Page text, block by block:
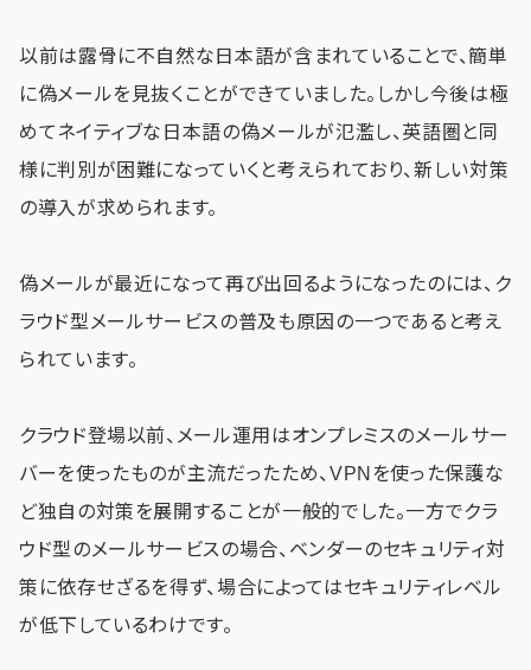
以前は露骨に不自然な日本語が含まれていることで、簡単
に偽メールを見抜くことができていました。しかし今後は極
めてネイティブな日本語の偽メールが氾濫し、英語圏と同
様に判別が困難になっていくと考えられており、新しい対策
の導入が求められます。
偽メールが最近になって再び出回るようになったのには、ク
ラウド型メールサービスの普及も原因の一つであると考え
られています。
クラウド登場以前、メール運用はオンプレミスのメールサー
バーを使ったものが主流だったため、VPNを使った保護な
ど独自の対策を展開することが一般的でした。一方でクラ
ウド型のメールサービスの場合、ベンダーのセキュリティ対
策に依存せざるを得ず、場合によってはセキュリティレベル
が低下しているわけです。